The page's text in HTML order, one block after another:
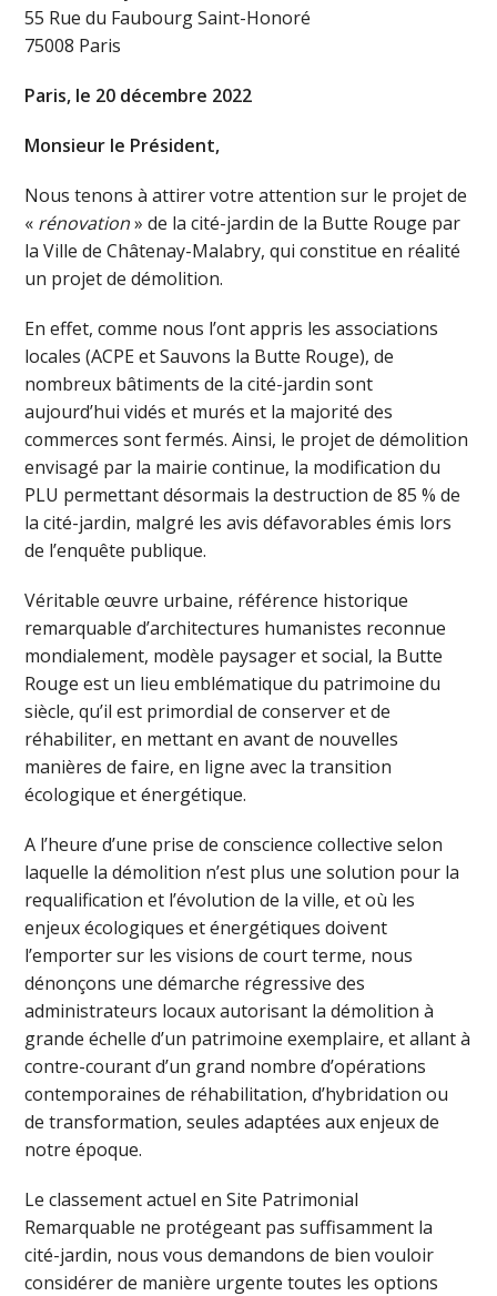
55 Rue du Faubourg Saint-Honoré
75008 Paris
Paris, le 20 décembre 2022
Monsieur le Président,
Nous tenons à attirer votre attention sur le projet de
« rénovation» de la cité-jardin de la Butte Rouge par
la Ville de Châtenay-Malabry, qui constitue en réalité
un projet de démolition.
En effet, comme nous l’ont appris les associations
locales (ACPE et Sauvons la Butte Rouge), de
nombreux bâtiments de la cité-jardin sont
aujourd’hui vidés et murés et la majorité des
commerces sont fermés. Ainsi, le projet de démolition
envisagé par la mairie continue, la modification du
PLU permettant désormais la destruction de 85 % de
la cité-jardin, malgré les avis défavorables émis lors
de l’enquête publique.
Véritable œuvre urbaine, référence historique
remarquable d’architectures humanistes reconnue
mondialement, modèle paysager et social, la Butte
Rouge est un lieu emblématique du patrimoine du
siècle, qu’il est primordial de conserver et de
réhabiliter, en mettant en avant de nouvelles
manières de faire, en ligne avec la transition
écologique et énergétique.
A l’heure d’une prise de conscience collective selon
laquelle la démolition n’est plus une solution pour la
requalification et l’évolution de la ville, et où les
enjeux écologiques et énergétiques doivent
l’emporter sur les visions de court terme, nous
dénonçons une démarche régressive des
administrateurs locaux autorisant la démolition à
grande échelle d’un patrimoine exemplaire, et allant à
contre-courant d’un grand nombre d’opérations
contemporaines de réhabilitation, d’hybridation ou
de transformation, seules adaptées aux enjeux de
notre époque.
Le classement actuel en Site Patrimonial
Remarquable ne protégeant pas suffisamment la
cité-jardin, nous vous demandons de bien vouloir
considérer de manière urgente toutes les options